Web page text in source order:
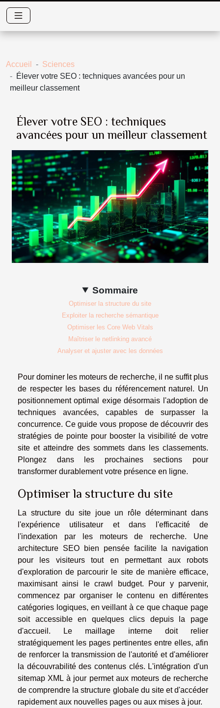
Accueil
Sciences
Élever votre SEO : techniques avancées pour un
meilleur classement
Élever votre SEO : techniques
avancées pour un meilleur classement
Sommaire
Optimiser la structure du site
Exploiter la recherche sémantique
Optimiser les Core Web Vitals
Maîtriser le netlinking avancé
Analyser et ajuster avec les données
Pour dominer les moteurs de recherche, il ne suffit plus
de respecter les bases du référencement naturel. Un
positionnement optimal exige désormais l'adoption de
techniques avancées, capables de surpasser la
concurrence. Ce guide vous propose de découvrir des
stratégies de pointe pour booster la visibilité de votre
site et atteindre des sommets dans les classements.
Plongez dans les prochaines sections pour
transformer durablement votre présence en ligne.
Optimiser la structure du site
La structure du site joue un rôle déterminant dans
l'expérience utilisateur et dans l'efficacité de
l'indexation par les moteurs de recherche. Une
architecture SEO bien pensée facilite la navigation
pour les visiteurs tout en permettant aux robots
d'exploration de parcourir le site de manière efficace,
maximisant ainsi le crawl budget. Pour y parvenir,
commencez par organiser le contenu en différentes
catégories logiques, en veillant à ce que chaque page
soit accessible en quelques clics depuis la page
d'accueil. Le maillage interne doit relier
stratégiquement les pages pertinentes entre elles, afin
de renforcer la transmission de l'autorité et d'améliorer
la découvrabilité des contenus clés. L'intégration d'un
sitemap XML à jour permet aux moteurs de recherche
de comprendre la structure globale du site et d'accéder
rapidement aux nouvelles pages ou aux mises à jour.